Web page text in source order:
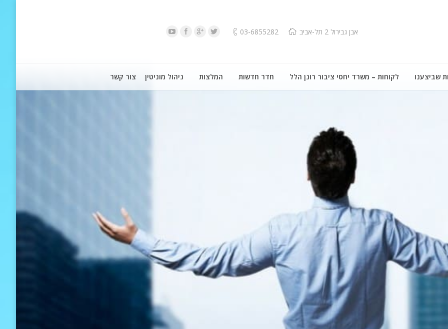
אבן גבירול 2 תל-אביב 03-6855282
שביצענו לקוחות – משרד יחסי ציבור רונן הלל חדר חדשות המלצות ניהול מוניטין צור קשר